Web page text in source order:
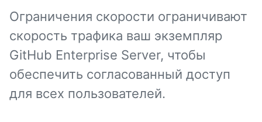
Ограничения скорости ограничивают
скорость трафика ваш экземпляр
GitHub Enterprise Server, чтобы
обеспечить согласованный доступ
для всех пользователей.